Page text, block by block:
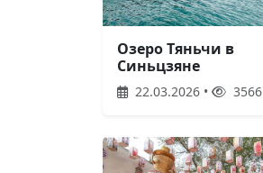
Озеро Тяньчи в
Синьцзяне
22.03.2026 • 3566